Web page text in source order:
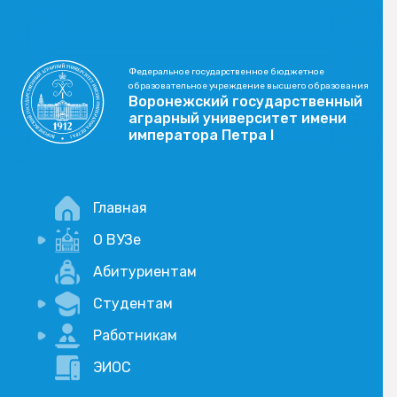
Федеральное государственное бюджетное
образовательное учреждение высшего образования
Воронежский государственный
аграрный университет имени
императора Петра I
Главная
О ВУЗе
Новости
Учебный процесс
Научная деятельность
Абитуриентам
Студентам
Портал дистанционого обучения
Академические отпуска
Работникам
Внимание, опрос!
ЭИОС